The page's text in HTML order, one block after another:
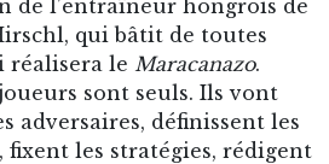
de l’entraîneur hongrois de
qui bâtit de toutes
réalisera le Maracanazo.
sont seuls. Ils vont
adversaires, définissent les
fixent les stratégies, rédigent